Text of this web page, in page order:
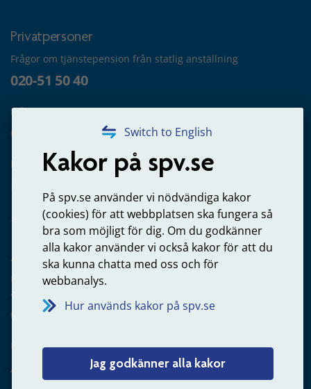
Switch to English
Kakor på spv.se
På spv.se använder vi nödvändiga kakor
(cookies) för att webbplatsen ska fungera så
bra som möjligt för dig. Om du godkänner
alla kakor använder vi också kakor för att du
ska kunna chatta med oss och för
webbanalys.
Hur används kakor på spv.se
Jag godkänner alla kakor
Privatpersoner
Frågor om tjänstepension från statlig anställning
020-51 50 40
Frågor om utbetalning
020-65 00 65
Kontakta oss
Arbetsgivare
Frågor om administration av tjänstepension från statlig
anställning
060-18 75 03
Kontakta oss
Arbetsgivare – skicka mejl till oss